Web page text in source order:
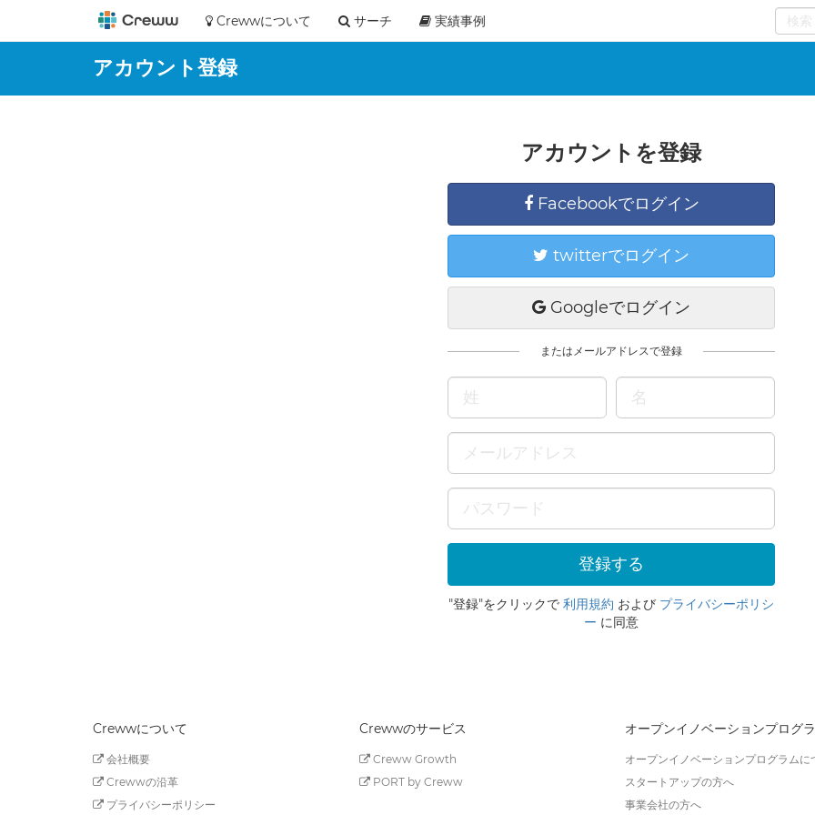
Crewwについて サーチ 実績事例
0
アカウント登録
アカウントを登録
Facebookでログイン
twitterでログイン
Googleでログイン
またはメールアドレスで登録
"登録"をクリックで 利用規約 および プライバシーポリシ
ー に同意
Crewwについて
会社概要
Crewwの沿革
プライバシーポリシー
Crewwのサービス
Creww Growth
PORT by Creww
オープンイノベーションプログ
オープンイノベーションプログラムに
スタートアップの方へ
事業会社の方へ